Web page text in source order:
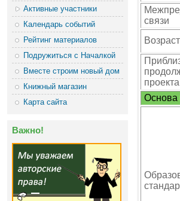
Активные участники
Календарь событий
Рейтинг материалов
Подружиться с Началкой
Вместе строим новый дом
Книжный магазин
Карта сайта
Важно!
связи
проекта
Основа